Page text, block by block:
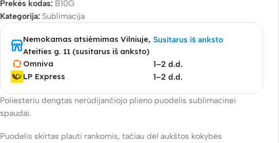
Prekės kodas: B10G
Kategorija: Sublimacija
Nemokamas atsiėmimas Vilniuje,
Ateities g. 11 (susitarus iš anksto)
Susitarus iš anksto
Omniva
1–2 d.d.
LP Express
1–2 d.d.
Poliesteriu dengtas nerūdijančiojo plieno puodelis sublimacinei
spaudai.
Puodelis skirtas plauti rankomis, tačiau dėl aukštos kokybės